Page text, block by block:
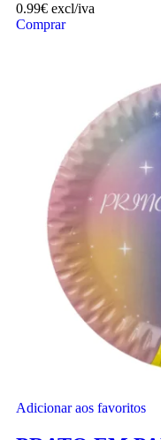
0.99€ excl/iva
Comprar
Adicionar aos favoritos